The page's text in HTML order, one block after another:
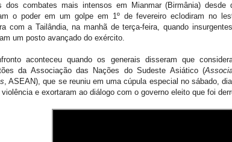
dos combates mais intensos em Mianmar (Birmânia)
o poder em um golpe em 1º de fevereiro eclodiram no
com a Tailândia, na manhã de terça-feira, quando
um posto avançado do exército.
aconteceu quando os generais disseram que
da Associação das Nações do Sudeste Asiático (
, ASEAN), que se reuniu em uma cúpula especial no sábado,
e exortaram ao diálogo com o governo eleito que foi